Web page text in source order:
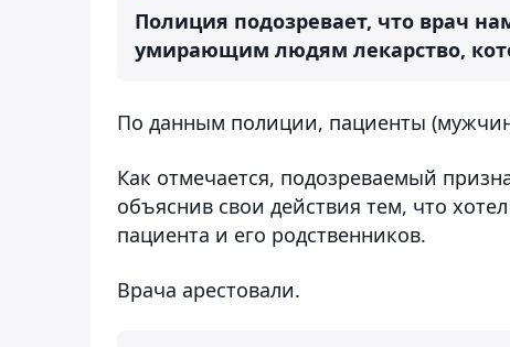
Полиция подозревает, что врач
умирающим людям лекарство,
По данным полиции, пациенты
Как отмечается, подозреваемый
объяснив свои действия тем, что
пациента и его родственников.
Врача арестовали.